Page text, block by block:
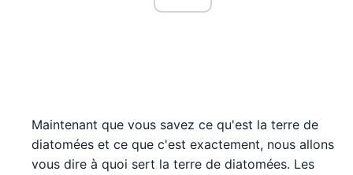
Maintenant que vous savez ce qu'est la terre de
diatomées et ce que c'est exactement, nous allons
vous dire à quoi sert la terre de diatomées. Les